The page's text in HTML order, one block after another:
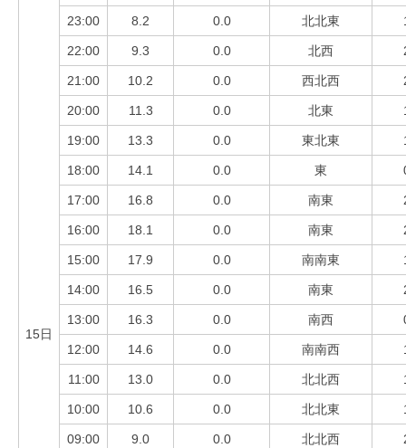
15日
23:00 8.2 0.0 北北東
22:00 9.3 0.0 北西
21:00 10.2 0.0 西北西
20:00 11.3 0.0 北東
19:00 13.3 0.0 東北東
18:00 14.1 0.0 東
17:00 16.8 0.0 南東
16:00 18.1 0.0 南東
15:00 17.9 0.0 南南東
14:00 16.5 0.0 南東
13:00 16.3 0.0 南西
12:00 14.6 0.0 南南西
11:00 13.0 0.0 北北西
10:00 10.6 0.0 北北東
09:00 9.0 0.0 北北西